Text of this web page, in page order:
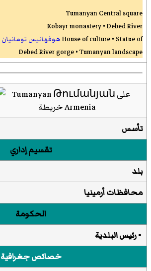
Tumanyan Central square
Kobayr monastery•Debed River
House of culture • Statue ofهوفهانيس تومانيان
Debed River gorge • Tumanyan landscape
تأسس
تقسيم إداري
بلد
محافظات أرمينيا
الحكومة
• رئيس البلدية
خصائص جغرافية